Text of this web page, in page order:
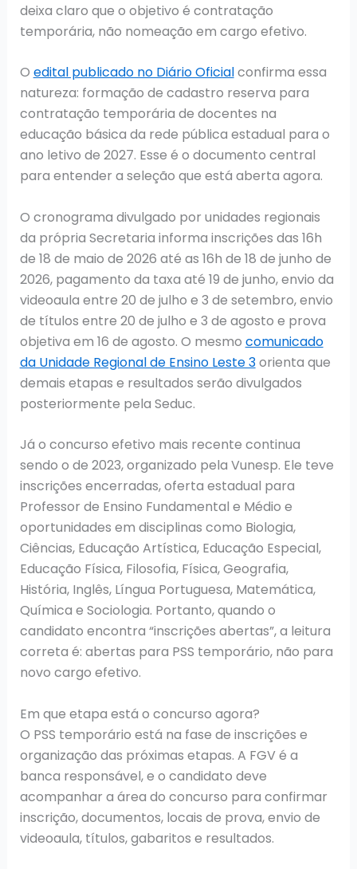
deixa claro que o objetivo é contratação
temporária, não nomeação em cargo efetivo.
O edital publicado no Diário Oficialconfirma essa
natureza: formação de cadastro reserva para
contratação temporária de docentes na
educação básica da rede pública estadual para o
ano letivo de 2027. Esse é o documento central
para entender a seleção que está aberta agora.
O cronograma divulgado por unidades regionais
da própria Secretaria informa inscrições das 16h
de 18 de maio de 2026 até as 16h de 18 de junho de
2026, pagamento da taxa até 19 de junho, envio da
videoaula entre 20 de julho e 3 de setembro, envio
de títulos entre 20 de julho e 3 de agosto e prova
objetiva em 16 de agosto. O mesmo comunicado
da Unidade Regional de Ensino Leste 3orienta que
demais etapas e resultados serão divulgados
posteriormente pela Seduc.
Já o concurso efetivo mais recente continua
sendo o de 2023, organizado pela Vunesp. Ele teve
inscrições encerradas, oferta estadual para
Professor de Ensino Fundamental e Médio e
oportunidades em disciplinas como Biologia,
Ciências, Educação Artística, Educação Especial,
Educação Física, Filosofia, Física, Geografia,
História, Inglês, Língua Portuguesa, Matemática,
Química e Sociologia. Portanto, quando o
candidato encontra “inscrições abertas”, a leitura
correta é: abertas para PSS temporário, não para
novo cargo efetivo.
Em que etapa está o concurso agora?
O PSS temporário está na fase de inscrições e
organização das próximas etapas. A FGV é a
banca responsável, e o candidato deve
acompanhar a área do concurso para confirmar
inscrição, documentos, locais de prova, envio de
videoaula, títulos, gabaritos e resultados.